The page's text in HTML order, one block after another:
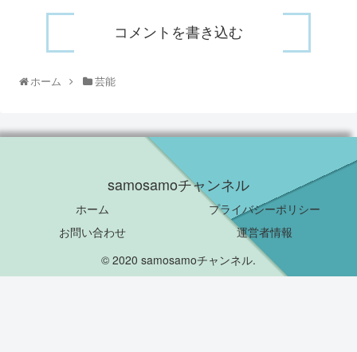
コメントを書き込む
ホーム 芸能
samosamoチャンネル
ホーム
プライバシーポリシー
お問い合わせ
運営者情報
© 2020 samosamoチャンネル.